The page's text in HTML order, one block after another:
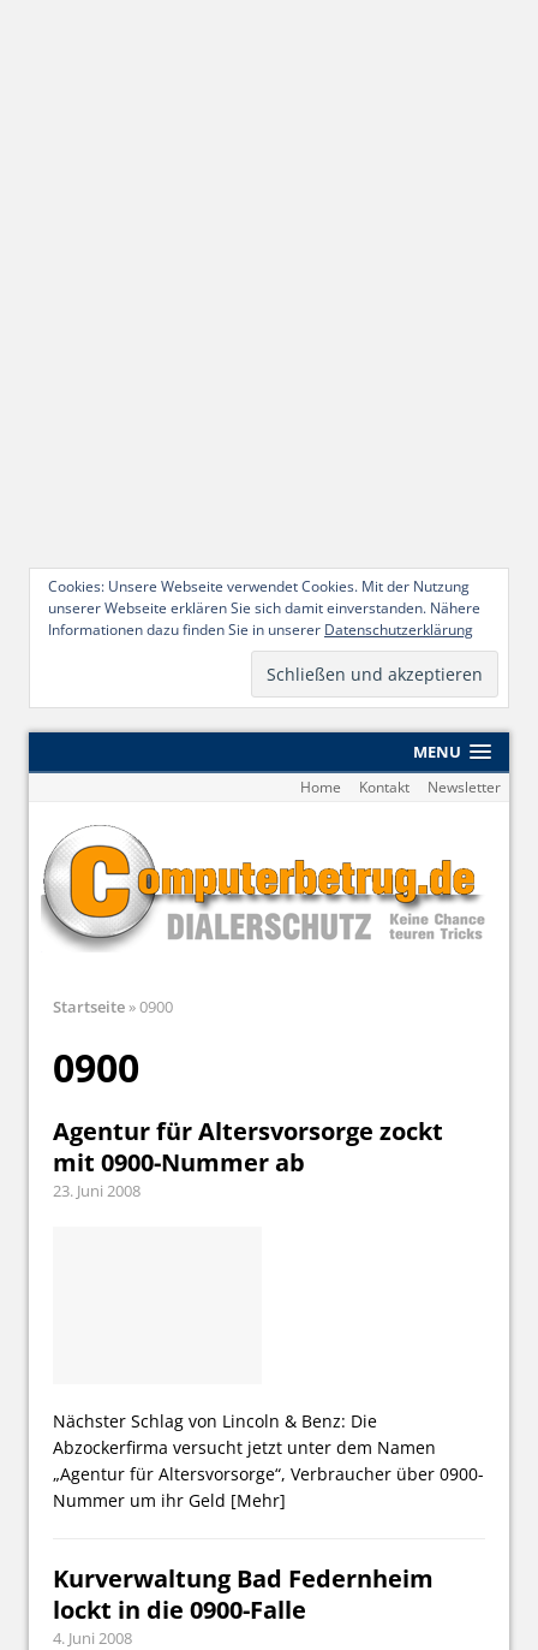
Cookies: Unsere Webseite verwendet Cookies. Mit der Nutzung
unserer Webseite erklären Sie sich damit einverstanden. Nähere
Informationen dazu finden Sie in unserer Datenschutzerklärung
MENU
Home Kontakt Newsletter
Startseite»0900
0900
Agentur für Altersvorsorge zockt
mit 0900-Nummer ab
23. Juni 2008
Nächster Schlag von Lincoln & Benz: Die
Abzockerfirma versucht jetzt unter dem Namen
„Agentur für Altersvorsorge“, Verbraucher über 0900-
Nummer um ihr Geld [Mehr]
Kurverwaltung Bad Federnheim
lockt in die 0900-Falle
4. Juni 2008